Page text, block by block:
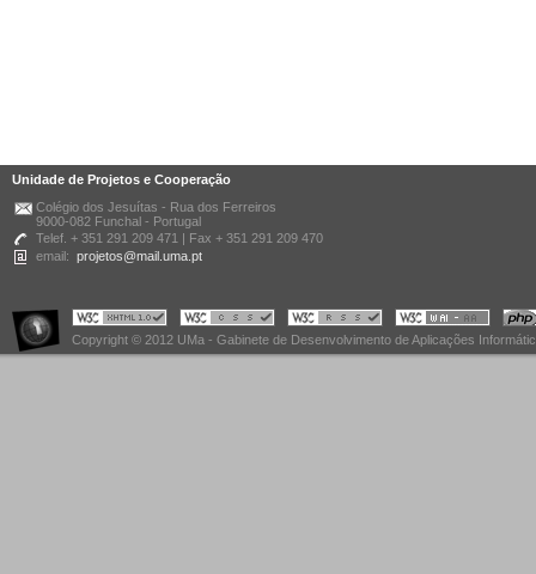
Unidade de Projetos e Cooperação
Colégio dos Jesuítas - Rua dos Ferreiros
9000-082 Funchal - Portugal
Telef. + 351 291 209 471 | Fax + 351 291 209 470
email: projetos@mail.uma.pt
Copyright © 2012 UMa - Gabinete de Desenvolvimento de Aplicações